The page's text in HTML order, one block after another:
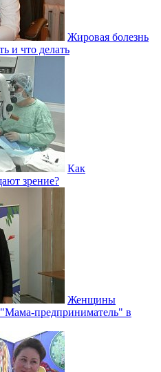
Жировая болезнь
и что делать
Как
зрение?
Женщины
"Мама-предприниматель" в